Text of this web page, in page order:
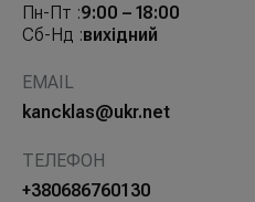
Пн-Пт :9:00 – 18:00
Сб-Нд :вихідний
EMAIL
kancklas@ukr.net
ТЕЛЕФОН
+380686760130